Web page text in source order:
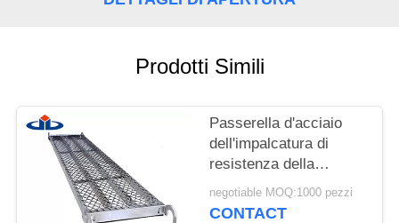
PRIVACY
POLICY
Prodotti Simili
Passerella d'acciaio
dell'impalcatura di
resistenza della
corrosione
dell'impalcatura
negotiable MOQ:1000 pezzi
CONTACT